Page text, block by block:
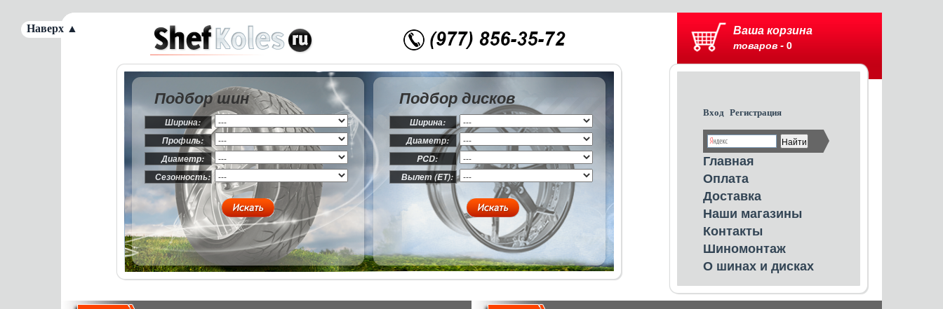
Ваша корзина
товаров - 0
Вход Регистрация
Главная
Оплата
Доставка
Наши магазины
Контакты
Шиномонтаж
О шинах и дисках
Подбор шин
Ширина:
Профиль:
Диаметр:
Сезонность:
Подбор дисков
Ширина:
Диаметр:
PCD:
Вылет (ET):
Наверх ▲